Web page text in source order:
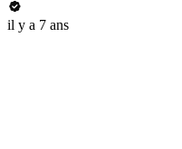
il y a 7 ans